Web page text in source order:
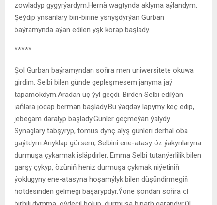
zowladyp gygyrýardym.Hernä wagtynda aklyma aýlandym.
Şeýdip ynsanlary biri-birine ysnyşdyrýan Gurban
baýramynda aýan edilen yşk köräp başlady.
*****
Şol Gurban baýramyndan soňra men uniwersitete okuwa
girdim. Selbi bilen günde gepleşmesem janyma jaý
tapamokdym.Aradan üç ýyl geçdi. Birden Selbi edilýän
jaňlara jogap bermän başlady.Bu ýagdaý lapymy keç edip,
jebegäm daralyp başlady.Günler geçmeýän ýalydy.
Synaglary tabşyryp, tomus dynç alyş günleri derhal oba
gaýtdym.Anyklap görsem, Selbini ene-atasy öz ýakynlaryna
durmuşa çykarmak isläpdirler. Emma Selbi tutanýerlilik bilen
garşy çykyp, özüniň heniz durmuşa çykmak niýetiniň
ýoklugyny ene-atasyna hoşamýlyk bilen düşündirmegiň
hötdesinden gelmegi başarypdyr.Ýöne şondan soňra ol